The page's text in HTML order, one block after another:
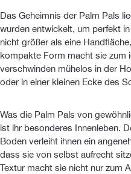
Das Geheimnis der Palm Pals
wurden entwickelt, um perfekt
nicht größer als eine
kompakte Form macht sie zum
verschwinden mühelos in der
oder in einer kleinen Ecke des
Was die Palm Pals von
ist ihr besonderes Innenleben.
Boden verleiht ihnen ein
dass sie von selbst aufrecht
Textur macht sie nicht nur zum